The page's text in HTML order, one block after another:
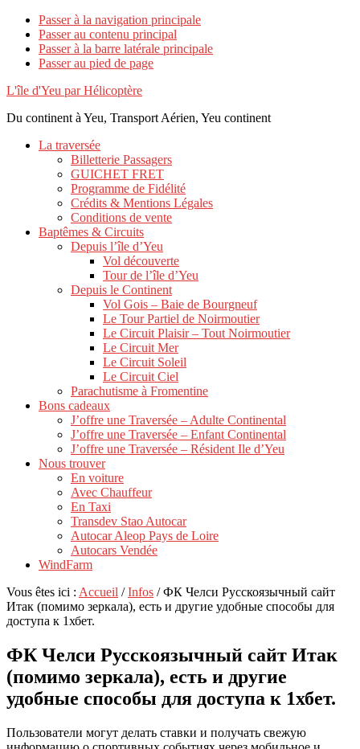
Passer à la navigation principale
Passer au contenu principal
Passer à la barre latérale principale
Passer au pied de page
L'île d'Yeu par Hélicoptère
Du continent à Yeu, Transport Aérien, Yeu continent
La traversée
Billetterie Passagers
GUICHET FRET
Programme de Fidélité
Crédits & Mentions Légales
Conditions de vente
Baptêmes & Circuits
Depuis l’île d’Yeu
Vol découverte
Tour de l’île d’Yeu
Depuis le Continent
Vol Gois – Baie de Bourgneuf
Le Tour Partiel de Noirmoutier
Le Circuit Plaisir – Tout Noirmoutier
Le Circuit Mer
Le Circuit Soleil
Le Circuit Ciel
Parachutisme à Fromentine
Bons cadeaux
J’offre une Traversée – Adulte Continental
J’offre une Traversée – Enfant Continental
J’offre une Traversée – Résident Ile d’Yeu
Nous trouver
En voiture
Avec Chauffeur
En Taxi
Transdev Stao Autocar
Autocar Aleop Pays de Loire
Autocars Vendée
WindFarm
Vous êtes ici : Accueil / Infos /ФК Челси Русскоязычный сайт
Итак (помимо зеркала), есть и другие удобные способы для
доступа к 1хбет.
ФК Челси Русскоязычный сайт Итак
(помимо зеркала), есть и другие
удобные способы для доступа к 1хбет.
Пользователи могут делать ставки и получать свежую